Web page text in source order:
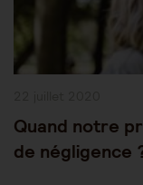
Quand notre
de négligence